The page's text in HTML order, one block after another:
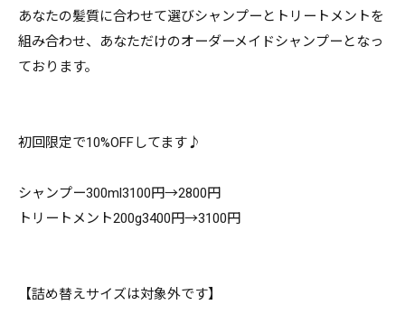
あなたの髪質に合わせて選びシャンプーとトリートメントを
組み合わせ、あなただけのオーダーメイドシャンプーとなっ
ております。
初回限定で10%OFFしてます♪
シャンプー300ml3100円→2800円
トリートメント200g3400円→3100円
【詰め替えサイズは対象外です】